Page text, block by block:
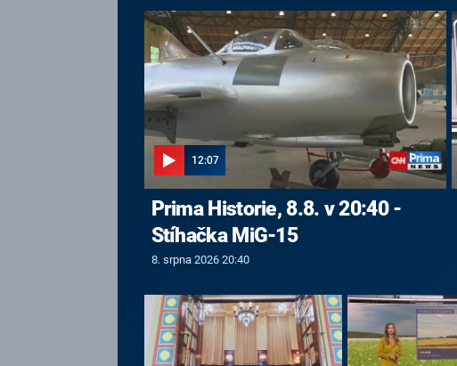
12:07
Prima Historie, 8.8. v 20:40 -
Stíhačka MiG-15
8. srpna 2026 20:40